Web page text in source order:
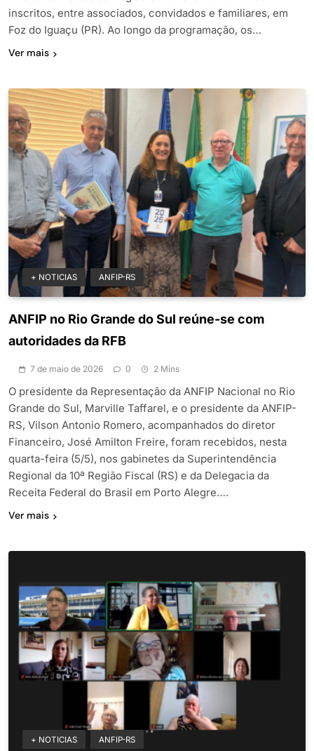
inscritos, entre associados, convidados e familiares, em
Foz do Iguaçu (PR). Ao longo da programação, os…
Ver mais
+ NOTICIAS ANFIP-RS
ANFIP no Rio Grande do Sul reúne-se com
autoridades da RFB
7 de maio de 2026 0 2 Mins
O presidente da Representação da ANFIP Nacional no Rio
Grande do Sul, Marville Taffarel, e o presidente da ANFIP-
RS, Vilson Antonio Romero, acompanhados do diretor
Financeiro, José Amilton Freire, foram recebidos, nesta
quarta-feira (5/5), nos gabinetes da Superintendência
Regional da 10ª Região Fiscal (RS) e da Delegacia da
Receita Federal do Brasil em Porto Alegre….
Ver mais
+ NOTICIAS ANFIP-RS